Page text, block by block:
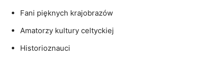
Fani pięknych‍ krajobrazów
Amatorzy kultury celtyckiej
Historioznauci